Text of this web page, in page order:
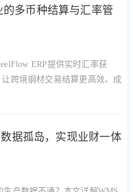
多币种结算与汇率管
ERP提供实时汇率获
跨境钢材交易结算更高效、成
据孤岛，实现业财一体